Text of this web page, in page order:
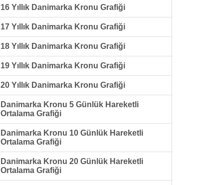
16 Yıllık Danimarka Kronu Grafiği
17 Yıllık Danimarka Kronu Grafiği
18 Yıllık Danimarka Kronu Grafiği
19 Yıllık Danimarka Kronu Grafiği
20 Yıllık Danimarka Kronu Grafiği
Danimarka Kronu 5 Günlük Hareketli
Ortalama Grafiği
Danimarka Kronu 10 Günlük Hareketli
Ortalama Grafiği
Danimarka Kronu 20 Günlük Hareketli
Ortalama Grafiği